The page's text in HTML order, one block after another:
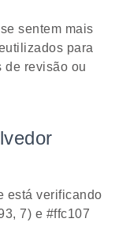
sentem mais
para
de revisão ou
está verificando
7) e #ffc107